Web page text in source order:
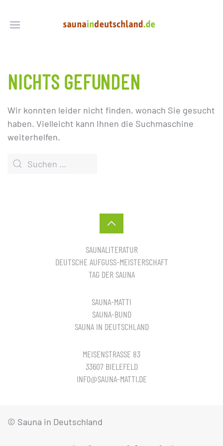
NICHTS GEFUNDEN
Wir konnten leider nicht finden, wonach Sie gesucht
haben. Vielleicht kann Ihnen die Suchmaschine
weiterhelfen.
SAUNALITERATUR
DEUTSCHE AUFGUSS-MEISTERSCHAFT
TAG DER SAUNA
SAUNA-MATTI
SAUNA-BUND
SAUNA IN DEUTSCHLAND
MEISENSTRASSE 83
33607 BIELEFELD
INFO@SAUNA-MATTI.DE
© Sauna in Deutschland